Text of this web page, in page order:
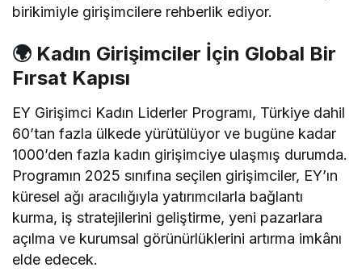
birikimiyle girişimcilere rehberlik ediyor.
🌍 Kadın Girişimciler İçin Global Bir
Fırsat Kapısı
EY Girişimci Kadın Liderler Programı, Türkiye dahil
60’tan fazla ülkede yürütülüyor ve bugüne kadar
1000’den fazla kadın girişimciye ulaşmış durumda.
Programın 2025 sınıfına seçilen girişimciler, EY’ın
küresel ağı aracılığıyla yatırımcılarla bağlantı
kurma, iş stratejilerini geliştirme, yeni pazarlara
açılma ve kurumsal görünürlüklerini artırma imkânı
elde edecek.